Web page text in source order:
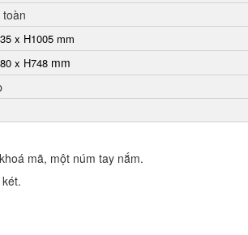
toàn
x H1005 mm
x H748 mm
mã, một núm tay nắm.